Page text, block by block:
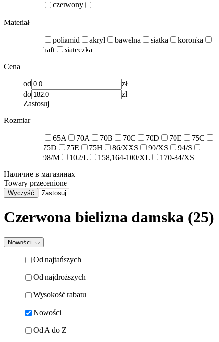
czerwony
Materiał
poliamid akryl bawełna siatka
koronka
haft
siateczka
Cena
od
zł
do
zł
Zastosuj
Rozmiar
65A 70A 70B 70C 70D 70E
75C
75D
75E 75H 86/XXS 90/XS
94/S
98/M
102/L 158,164-100/XL
170-84/XS
Наличие в магазинах
Towary przecenione
Wyczyść Zastosuj
Czerwona bielizna damska (25)
Nowości
Od najtańszych
Od najdroższych
Wysokość rabatu
Nowości
Od A do Z